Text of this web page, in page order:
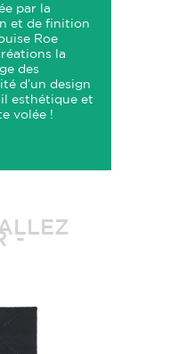
par la
et de finition
Roe
la
des
d’un design
esthétique et
volée !